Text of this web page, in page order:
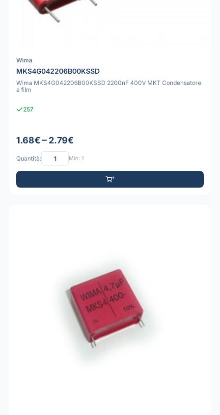
Wima
MKS4G042206B00KSSD
Wima MKS4G042206B00KSSD 2200nF 400V MKT Condensatore
a film
257
1.68€ – 2.79€
Quantità: Min: 1